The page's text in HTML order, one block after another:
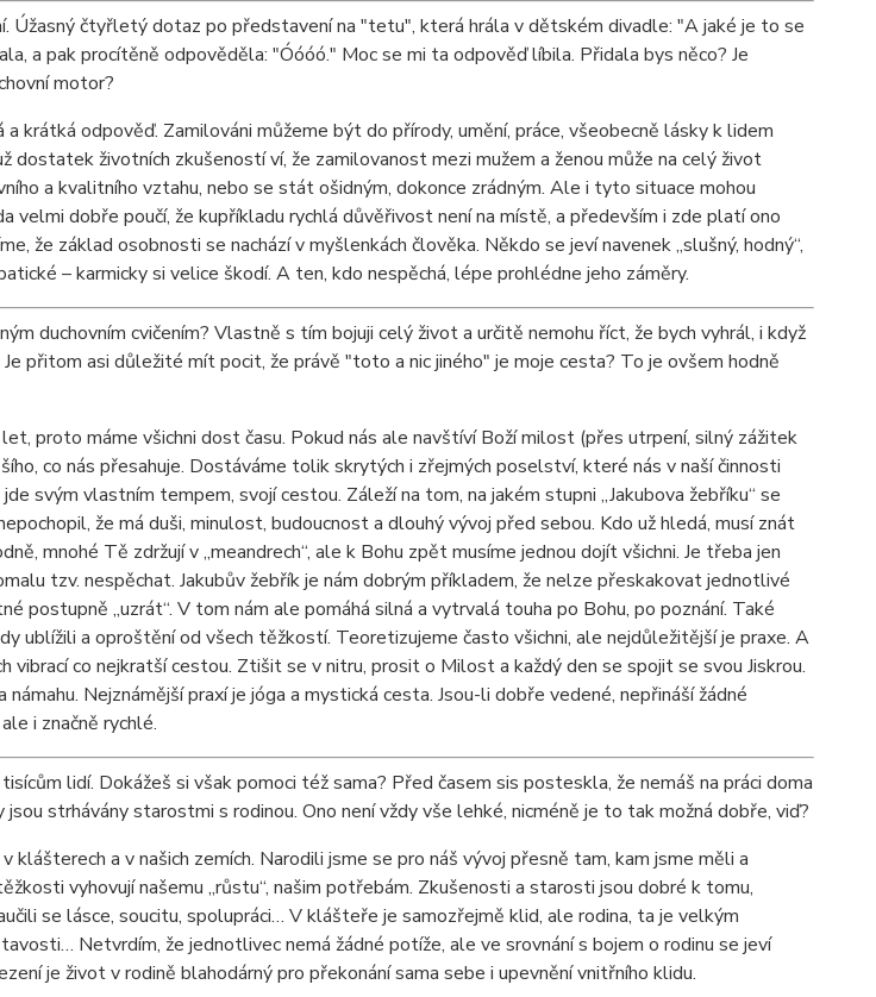
Úžasný čtyřletý dotaz po představení na "tetu", která hrála v dětském divadle: "A jaké je to se
a pak procítěně odpověděla: "Óóóó." Moc se mi ta odpověď líbila. Přidala bys něco? Je
motor?
a krátká odpověď. Zamilováni můžeme být do přírody, umění, práce, všeobecně lásky k lidem
dostatek životních zkušeností ví, že zamilovanost mezi mužem a ženou může na celý život
a kvalitního vztahu, nebo se stát ošidným, dokonce zrádným. Ale i tyto situace mohou
velmi dobře poučí, že kupříkladu rychlá důvěřivost není na místě, a především i zde platí ono
že základ osobnosti se nachází v myšlenkách člověka. Někdo se jeví navenek „slušný, hodný“,
– karmicky si velice škodí. A ten, kdo nespěchá, lépe prohlédne jeho záměry.
duchovním cvičením? Vlastně s tím bojuji celý život a určitě nemohu říct, že bych vyhrál, i když
přitom asi důležité mít pocit, že právě "toto a nic jiného" je moje cesta? To je ovšem hodně
proto máme všichni dost času. Pokud nás ale navštíví Boží milost (přes utrpení, silný zážitek
co nás přesahuje. Dostáváme tolik skrytých i zřejmých poselství, které nás v naší činnosti
svým vlastním tempem, svojí cestou. Záleží na tom, na jakém stupni „Jakubova žebříku“ se
že má duši, minulost, budoucnost a dlouhý vývoj před sebou. Kdo už hledá, musí znát
mnohé Tě zdržují v „meandrech“, ale k Bohu zpět musíme jednou dojít všichni. Je třeba jen
tzv. nespěchat. Jakubův žebřík je nám dobrým příkladem, že nelze přeskakovat jednotlivé
postupně „uzrát“. V tom nám ale pomáhá silná a vytrvalá touha po Bohu, po poznání. Také
ublížili a oproštění od všech těžkostí. Teoretizujeme často všichni, ale nejdůležitější je praxe. A
vibrací co nejkratší cestou. Ztišit se v nitru, prosit o Milost a každý den se spojit se svou Jiskrou.
námahu. Nejznámější praxí je jóga a mystická cesta. Jsou-li dobře vedené, nepřináší žádné
i značně rychlé.
lidí. Dokážeš si však pomoci též sama? Před časem sis posteskla, že nemáš na práci doma
strhávány starostmi s rodinou. Ono není vždy vše lehké, nicméně je to tak možná dobře, viď?
klášterech a v našich zemích. Narodili jsme se pro náš vývoj přesně tam, kam jsme měli a
vyhovují našemu „růstu“, našim potřebám. Zkušenosti a starosti jsou dobré k tomu,
se lásce, soucitu, spolupráci… V klášteře je samozřejmě klid, ale rodina, ta je velkým
Netvrdím, že jednotlivec nemá žádné potíže, ale ve srovnání s bojem o rodinu se jeví
je život v rodině blahodárný pro překonání sama sebe i upevnění vnitřního klidu.